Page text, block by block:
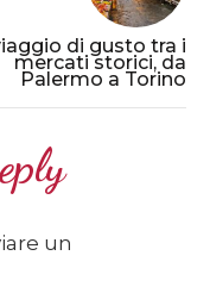
di gusto tra i
mercati storici, da
Palermo a Torino
un